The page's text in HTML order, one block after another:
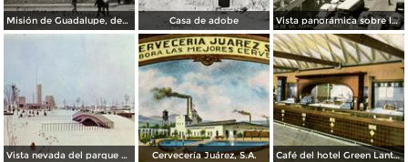
Misión de Guadalupe, depúes de la toma de Ciudad Juárez, durante la Revolución Mexicana Casa de adobe Vista panorámica sobre la Avenida 16 de Septiembre
Vista nevada del parque El Chamizal Cervecería Juárez, S.A. Café del hotel Green Lantern Inn